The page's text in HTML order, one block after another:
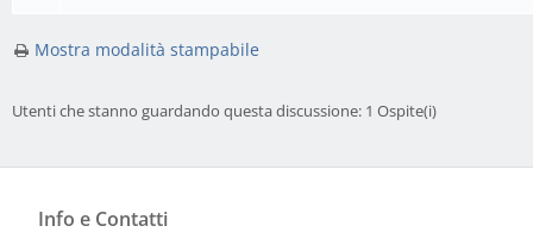
Mostra modalità stampabile
Utenti che stanno guardando questa discussione: 1 Ospite(i)
Info e Contatti